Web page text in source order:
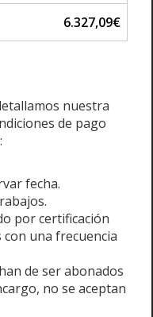
6.327,09€
nuestra
de pago
fecha.
por certificación
una frecuencia
de ser abonados
no se aceptan